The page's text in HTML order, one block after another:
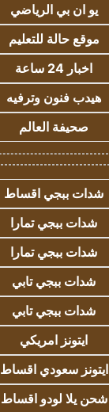
يو ان بي الرياضي
موقع حالة للتعليم
اخبار 24 ساعة
هيدب فنون وترفيه
صحيفة العالم
شدات ببجي اقساط
شدات ببجي تمارا
شدات ببجي تمارا
شدات ببجي تابي
شدات ببجي تابي
ايتونز امريكي
ايتونز سعودي اقساط
شحن يلا لودو اقساط